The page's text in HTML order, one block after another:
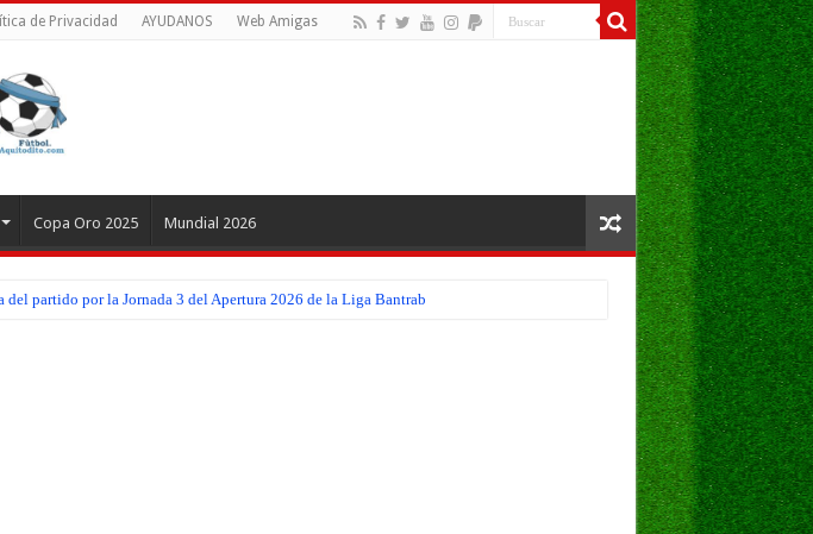
de Privacidad AYUDANOS Web Amigas
Copa Oro 2025 Mundial 2026
partido por la Jornada 3 del Apertura 2026 de la Liga Bantrab